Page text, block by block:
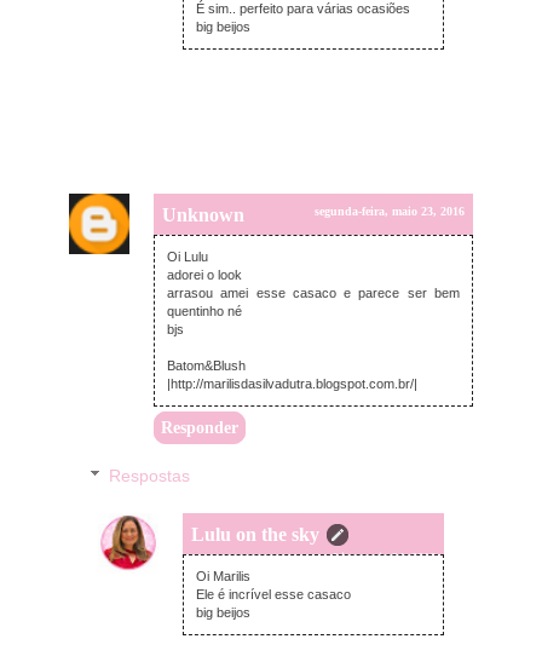
É sim.. perfeito para várias ocasiões
big beijos
Unknown segunda-feira, maio 23, 2016
Oi Lulu
adorei o look
arrasou amei esse casaco e parece ser bem
quentinho né
bjs
Batom&Blush
|http://marilisdasilvadutra.blogspot.com.br/|
Responder
Respostas
Lulu on the sky
terça-feira, maio 24, 2016
Oi Marilis
Ele é incrível esse casaco
big beijos